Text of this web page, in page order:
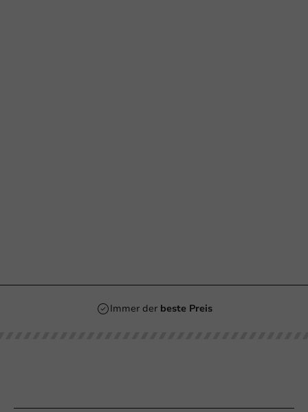
Immer der beste Preis